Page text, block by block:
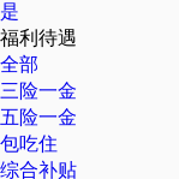
是
福利待遇
全部
三险一金
五险一金
包吃住
综合补贴